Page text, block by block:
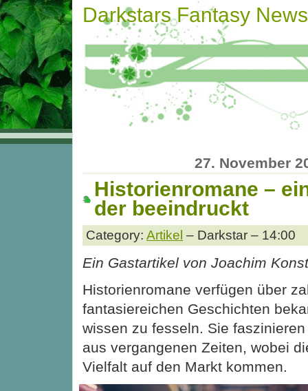
Darkstars Fantasy News
27. November
Historienromane –
der beeindruckt
Category: Artikel – Darkstar – 14:00
Ein Gastartikel von Joachim
Historienromane verfügen über
fantasiereichen Geschichten
wissen zu fesseln. Sie
aus vergangenen Zeiten, wobei
Vielfalt auf den Markt kommen.